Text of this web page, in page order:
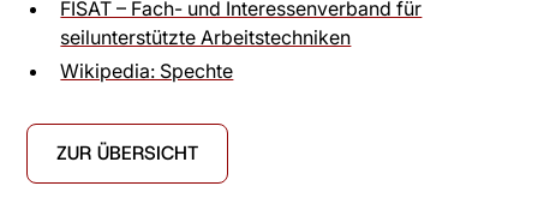
FISAT – Fach- und Interessenverband für
seilunterstützte Arbeitstechniken
Wikipedia: Spechte
ZUR ÜBERSICHT